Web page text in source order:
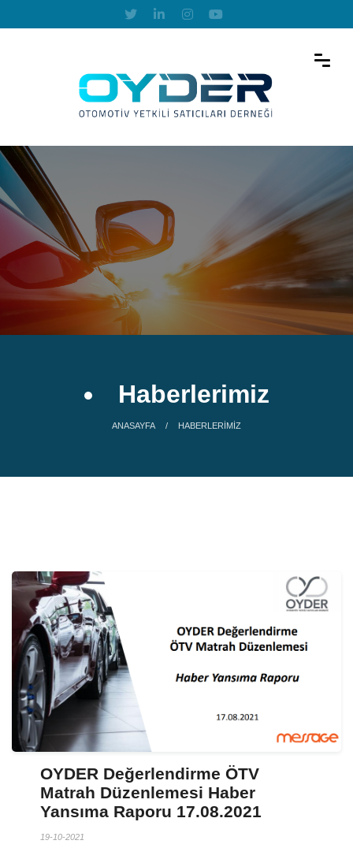
Haberlerimiz
ANASAYFA HABERLERIMIZ
OYDER Değerlendirme ÖTV
Matrah Düzenlemesi Haber
Yansıma Raporu 17.08.2021
19-10-2021